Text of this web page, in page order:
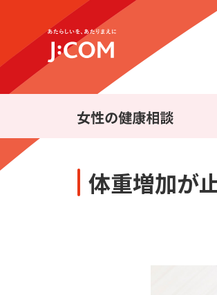
テレビ
企業理念 サステ
テレビ
体重増加が